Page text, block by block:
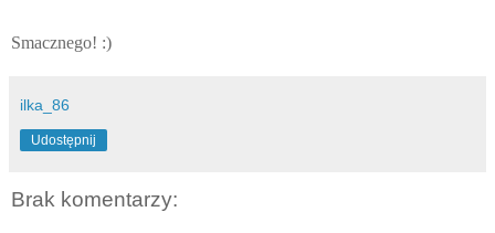
Smacznego! :)
ilka_86
Udostępnij
Brak komentarzy: